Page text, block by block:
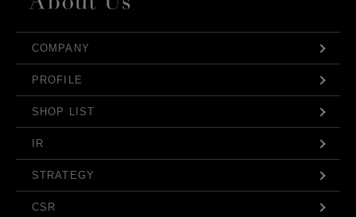
COMPANY
PROFILE
SHOP LIST
IR
STRATEGY
CSR